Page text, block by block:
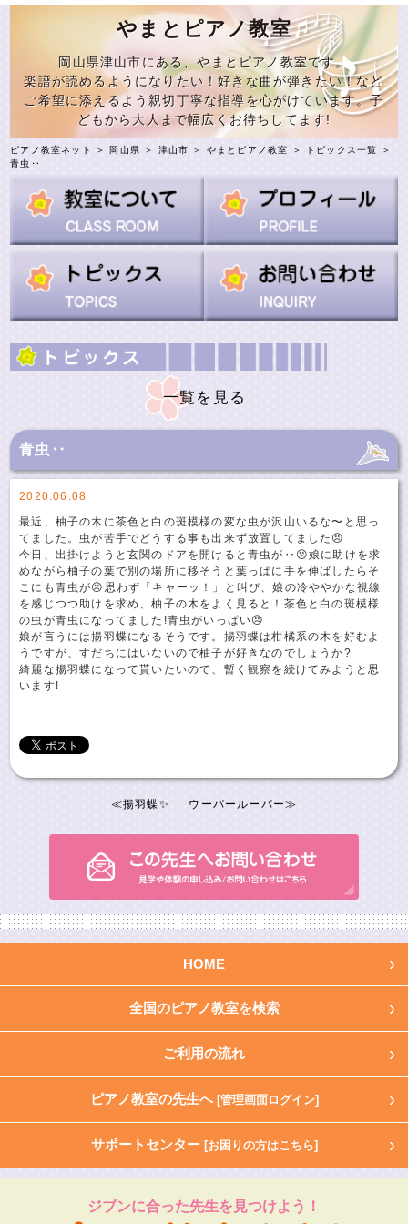
やまとピアノ教室
岡山県津山市にある、やまとピアノ教室です。
楽譜が読めるようになりたい！好きな曲が弾きたい！など
ご希望に添えるよう親切丁寧な指導を心がけています。子
どもから大人まで幅広くお待ちしてます!
ピアノ教室ネット ＞ 岡山県 ＞ 津山市 ＞ やまとピアノ教室 ＞ トピックス一覧
＞
青虫‥
一覧を見る
青虫‥
2020.06.08
最近、柚子の木に茶色と白の斑模様の変な虫が沢山いるな〜と思っ
てました。虫が苦手でどうする事も出来ず放置してました😣
今日、出掛けようと玄関のドアを開けると青虫が‥😣娘に助けを求
めながら柚子の葉で別の場所に移そうと葉っぱに手を伸ばしたらそ
こにも青虫が😣思わず「キャーッ！」と叫び、娘の冷ややかな視線
を感じつつ助けを求め、柚子の木をよく見ると！茶色と白の斑模様
の虫が青虫になってました!青虫がいっぱい😣
娘が言うには揚羽蝶になるそうです。揚羽蝶は柑橘系の木を好むよ
うですが、すだちにはいないので柚子が好きなのでしょうか?
綺麗な揚羽蝶になって貰いたいので、暫く観察を続けてみようと思
います!
≪揚羽蝶✨ ウーパールーパー≫
HOME
全国のピアノ教室を検索
ご利用の流れ
ピアノ教室の先生へ [管理画面ログイン]
サポートセンター [お困りの方はこちら]
ジブンに合った先生を見つけよう！